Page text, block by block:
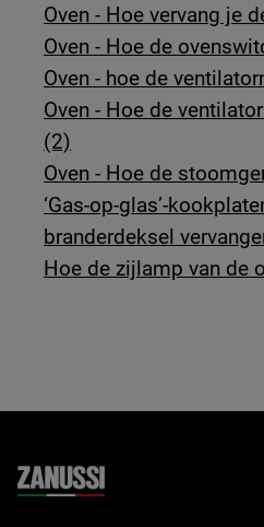
Oven - Hoe vervang je
Oven - Hoe de
Oven - hoe de
Oven - Hoe de
(2)
Oven - Hoe de
‘Gas-op-glas’-
branderdeksel
Hoe de zijlamp van de